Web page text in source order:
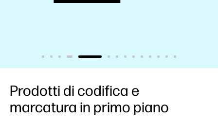
Prodotti di codifica e
marcatura in primo piano